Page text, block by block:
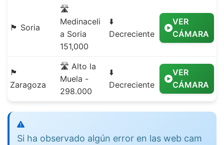
🏴 Soria
🛣️
Medinaceli
a Soria
151,000
⬇️
Decreciente
VER
CÁMARA
🏴
Zaragoza
🛣️ Alto la
Muela -
298.000
⬇️
Decreciente
VER
CÁMARA
Si ha observado algún error en las web cam